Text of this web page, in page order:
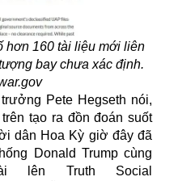
hơn 160 tài liệu mới liên
bay chưa xác định.
Pete Hegseth nói,
tạo ra đồn đoán suốt
dân Hoa Kỳ giờ đây đã
Donald Trump cùng
lên Truth Social